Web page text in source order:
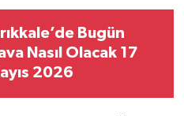
Bugün
Nasıl Olacak 17
2026